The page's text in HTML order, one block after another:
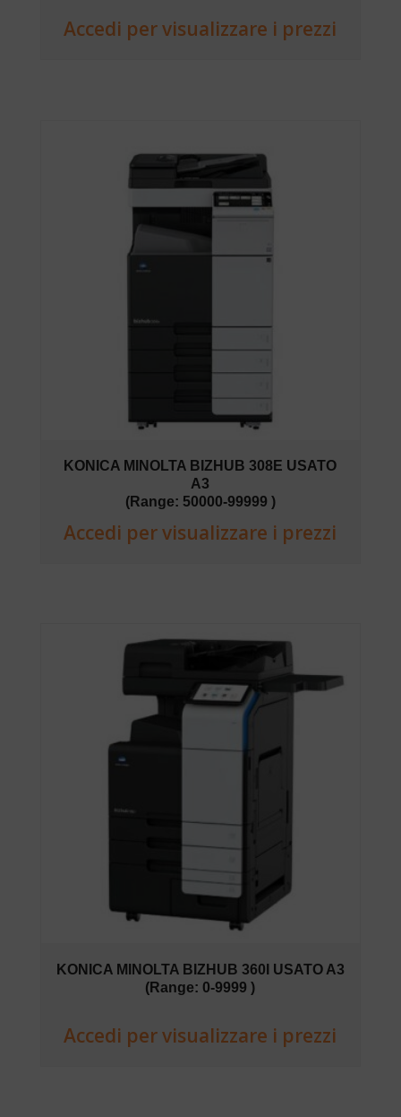
Accedi per visualizzare i prezzi
KONICA MINOLTA BIZHUB 308E USATO
A3
(Range: 50000-99999 )
Accedi per visualizzare i prezzi
KONICA MINOLTA BIZHUB 360I USATO A3
(Range: 0-9999 )
Accedi per visualizzare i prezzi